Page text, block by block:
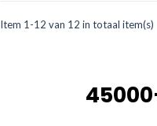
Item 1-12 van 12 in totaal item(s)